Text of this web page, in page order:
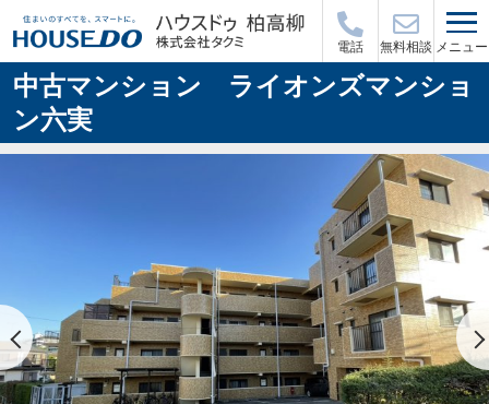
電話 無料相談 メニュー
中古マンション ライオンズマンショ
ン六実